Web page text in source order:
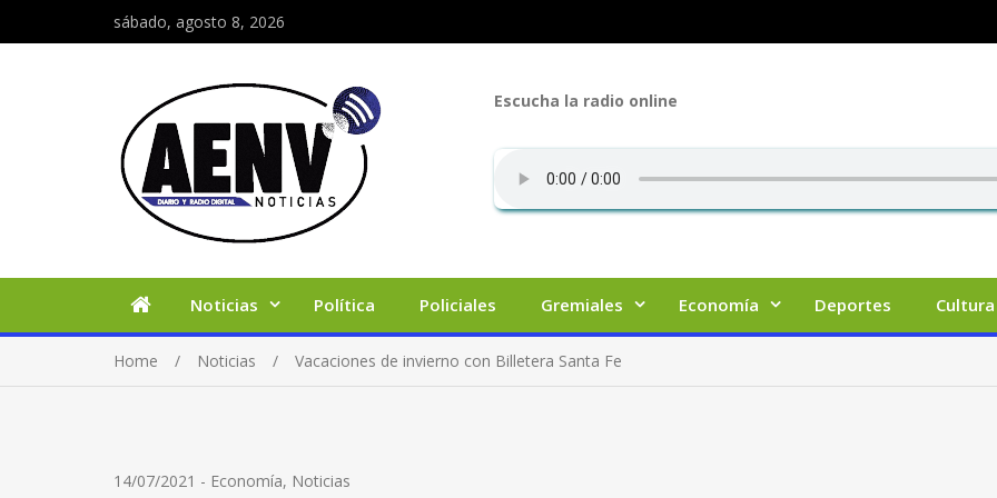
sábado, agosto 8, 2026
Escucha la radio online
Noticias Política Policiales Gremiales Economía Deportes Cultura
Home Noticias Vacaciones de invierno con Billetera Santa Fe
14/07/2021 - Economía, Noticias